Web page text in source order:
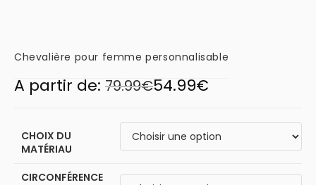
Chevalière pour femme personnalisable
A partir de: 79.99€54.99€
CHOIX DU
MATÉRIAU
CIRCONFÉRENCE